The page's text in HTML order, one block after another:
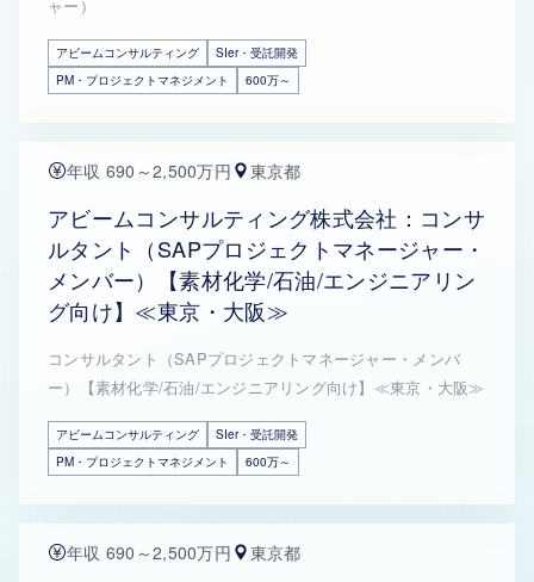
ャー）
アビームコンサルティング
SIer・受託開発
PM・プロジェクトマネジメント
600万～
年収 690～2,500万円 東京都
アビームコンサルティング株式会社：コンサ
ルタント（SAPプロジェクトマネージャー・
メンバー）【素材化学/石油/エンジニアリン
グ向け】≪東京・大阪≫
コンサルタント（SAPプロジェクトマネージャー・メンバ
ー）【素材化学/石油/エンジニアリング向け】≪東京・大阪≫
アビームコンサルティング
SIer・受託開発
PM・プロジェクトマネジメント
600万～
年収 690～2,500万円 東京都